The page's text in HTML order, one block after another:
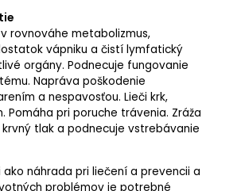
rovnováhe metabolizmus,
vápniku a čistí lymfatický
orgány. Podnecuje fungovanie
Napráva poškodenie
a nespavosťou. Lieči krk,
Pomáha pri poruche trávenia. Zráža
krvný tlak a podnecuje vstrebávanie
ako náhrada pri liečení a prevencii a
problémov je potrebné